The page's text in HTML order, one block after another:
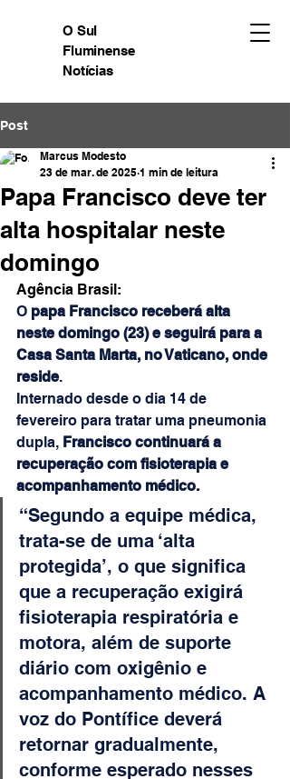
O Sul
Fluminense
Notícias
Post
Papa Francisco deve ter
alta hospitalar neste
domingo
Marcus Modesto
23 de mar. de 2025 1 min de leitura
Agência Brasil:
O papa Francisco receberá alta
neste domingo (23) e seguirá para a
Casa Santa Marta, no Vaticano, onde
reside.
Internado desde o dia 14 de
fevereiro para tratar uma pneumonia
dupla, Francisco continuará a
recuperação com fisioterapia e
acompanhamento médico.
“Segundo a equipe médica,
trata-se de uma ‘alta
protegida’, o que significa
que a recuperação exigirá
fisioterapia respiratória e
motora, além de suporte
diário com oxigênio e
acompanhamento médico. A
voz do Pontífice deverá
retornar gradualmente,
conforme esperado nesses